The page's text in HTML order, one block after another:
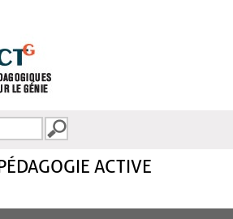
ACTIVE